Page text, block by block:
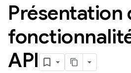
Présentation
API